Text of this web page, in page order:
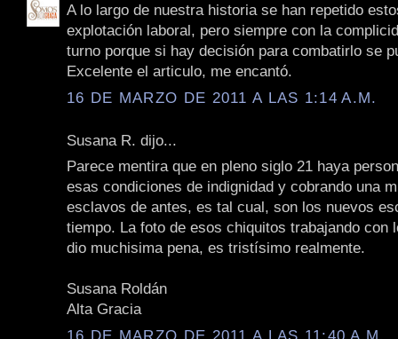
A lo largo de nuestra historia se han repetido
explotación laboral, pero siempre con la
turno porque si hay decisión para combatirlo se
Excelente el articulo, me encantó.
16 DE MARZO DE 2011 A LAS 1:14 A.M.
Susana R. dijo...
Parece mentira que en pleno siglo 21 haya
esas condiciones de indignidad y cobrando una
esclavos de antes, es tal cual, son los nuevos
tiempo. La foto de esos chiquitos trabajando con
dio muchisima pena, es tristísimo realmente.
Susana Roldán
Alta Gracia
16 DE MARZO DE 2011 A LAS 11:40 A.M.